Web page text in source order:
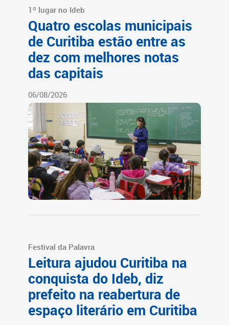
1º lugar no Ideb
Quatro escolas municipais
de Curitiba estão entre as
dez com melhores notas
das capitais
06/08/2026
Festival da Palavra
Leitura ajudou Curitiba na
conquista do Ideb, diz
prefeito na reabertura de
espaço literário em Curitiba